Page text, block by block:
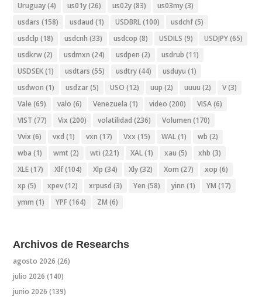
Uruguay(4) us01y(26) us02y(83) us03my(3)
usdars (158) usdaud (1) USDBRL(100) usdchf(5)
usdclp (18) usdcnh (33) usdcop (8) USDILS (9) USDJPY(65)
usdkrw(2) usdmxn (24) usdpen (2) usdrub (11)
USDSEK(1) usdtars (55) usdtry(44) usduyu (1)
usdwon (1) usdzar(5) USO (12) uup (2) uuuu (2) V(3)
Vale (69) valo (6) Venezuela (1) video (200) VISA(6)
VIST (77) Vix (200) volatilidad (236) Volumen (170)
Vvix (6) vxd (1) vxn (17) Vxx (15) WAL(1) wb (2)
wba (1) wmt (2) wti (221) XAL(1) xau (5) xhb (3)
XLE(17) Xlf(104) Xlp (34) Xly(32) Xom (27) xop (6)
xp (5) xpev(12) xrpusd (3) Yen (58) yinn (1) YM (17)
ymm (1) YPF(164) ZM (6)
Archivos de Researchs
agosto 2026 (26)
julio 2026 (140)
junio 2026 (139)